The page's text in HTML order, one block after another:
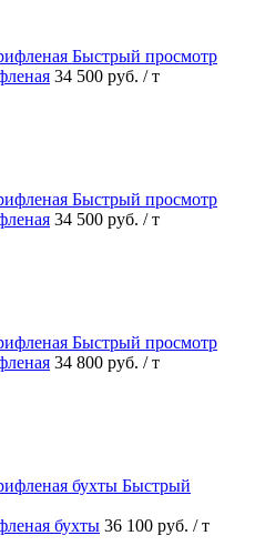
Быстрый просмотр
34 500 руб. / т
Быстрый просмотр
34 500 руб. / т
Быстрый просмотр
34 800 руб. / т
Быстрый
бухты 36 100 руб. / т